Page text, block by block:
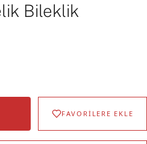
Bileklik
FAVORİLERE EKLE